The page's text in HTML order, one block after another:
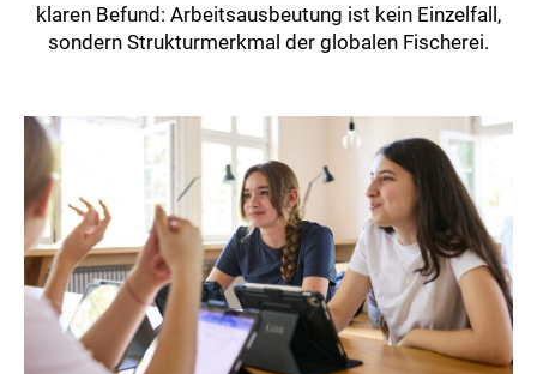
klaren Befund: Arbeitsausbeutung ist kein Einzelfall,
sondern Strukturmerkmal der globalen Fischerei.